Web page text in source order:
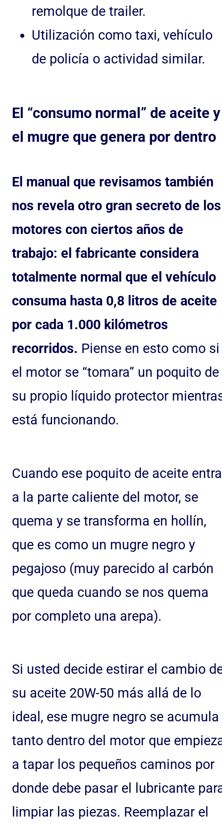
remolque de trailer.
Utilización como taxi, vehículo
de policía o actividad similar.
El “consumo normal” de aceite y
el mugre que genera por dentro
El manual que revisamos también
nos revela otro gran secreto de los
motores con ciertos años de
trabajo: el fabricante considera
totalmente normal que el vehículo
consuma hasta 0,8 litros de aceite
por cada 1.000 kilómetros
recorridos. Piense en esto como si
el motor se “tomara” un poquito de
su propio líquido protector
está funcionando.
Cuando ese poquito de aceite entra
a la parte caliente del motor, se
quema y se transforma en hollín,
que es como un mugre negro y
pegajoso (muy parecido al carbón
que queda cuando se nos quema
por completo una arepa).
Si usted decide estirar el cambio
su aceite 20W-50 más allá de lo
ideal, ese mugre negro se acumula
tanto dentro del motor que
a tapar los pequeños caminos por
donde debe pasar el lubricante
limpiar las piezas. Reemplazar el